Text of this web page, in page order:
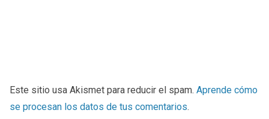
Este sitio usa Akismet para reducir el spam. Aprende cómo
se procesan los datos de tus comentarios.